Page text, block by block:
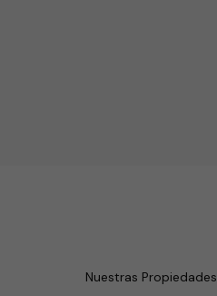
Nuestras Propiedades